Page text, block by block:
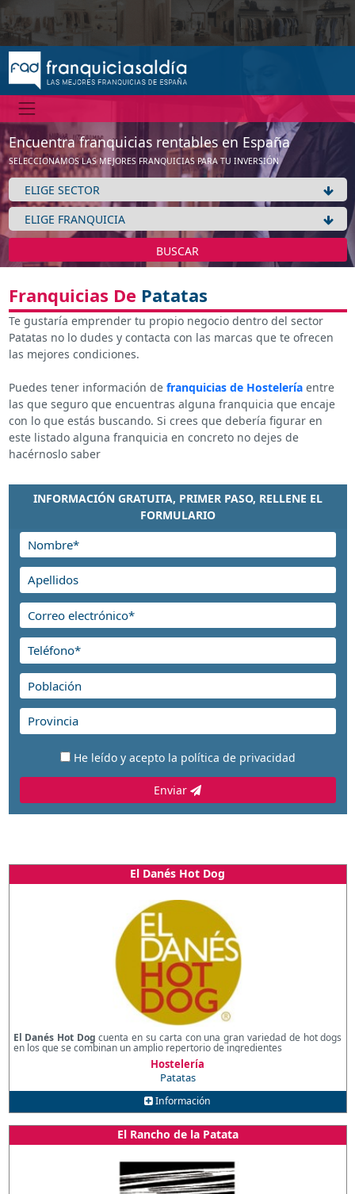
Encuentra franquicias rentables en España
SELECCIONAMOS LAS MEJORES FRANQUICIAS PARA TU INVERSIÓN
BUSCAR
Franquicias De Patatas
Te gustaría emprender tu propio negocio dentro del sector
Patatas no lo dudes y contacta con las marcas que te ofrecen
las mejores condiciones.
Puedes tener información de franquicias de Hosteleríaentre
las que seguro que encuentras alguna franquicia que encaje
con lo que estás buscando. Si crees que debería figurar en
este listado alguna franquicia en concreto no dejes de
hacérnoslo saber
INFORMACIÓN GRATUITA, PRIMER PASO, RELLENE EL
FORMULARIO
He leído y acepto la política de privacidad
Enviar
El Danés Hot Dog
El Danés Hot Dog cuenta en su carta con una gran variedad de hot dogs
en los que se combinan un amplio repertorio de ingredientes
Hostelería
Patatas
Información
El Rancho de la Patata